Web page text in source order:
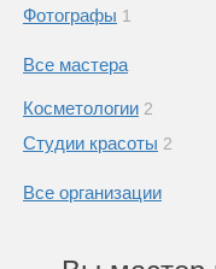
Фотографы 1
Все мастера
Косметологии 2
Студии красоты 2
Все организации